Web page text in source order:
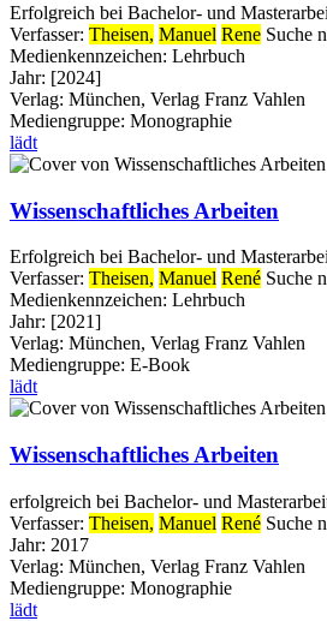
Erfolgreich bei Bachelor- und
Verfasser: Theisen, Manuel Rene Suche
Medienkennzeichen: Lehrbuch
Jahr: [2024]
Verlag: München, Verlag Franz Vahlen
Mediengruppe: Monographie
lädt
Wissenschaftliches Arbeiten
Erfolgreich bei Bachelor- und
Verfasser: Theisen, Manuel René Suche
Medienkennzeichen: Lehrbuch
Jahr: [2021]
Verlag: München, Verlag Franz Vahlen
Mediengruppe: E-Book
lädt
Wissenschaftliches Arbeiten
erfolgreich bei Bachelor- und
Verfasser: Theisen, Manuel René Suche
Jahr: 2017
Verlag: München, Verlag Franz Vahlen
Mediengruppe: Monographie
lädt